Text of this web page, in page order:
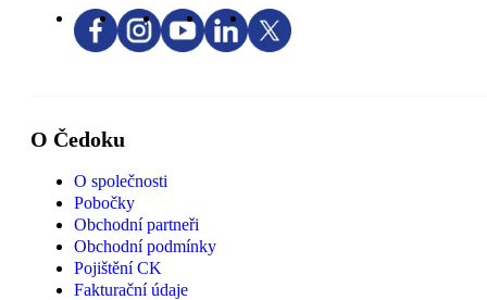
O Čedoku
O společnosti
Pobočky
Obchodní partneři
Obchodní podmínky
Pojištění CK
Fakturační údaje